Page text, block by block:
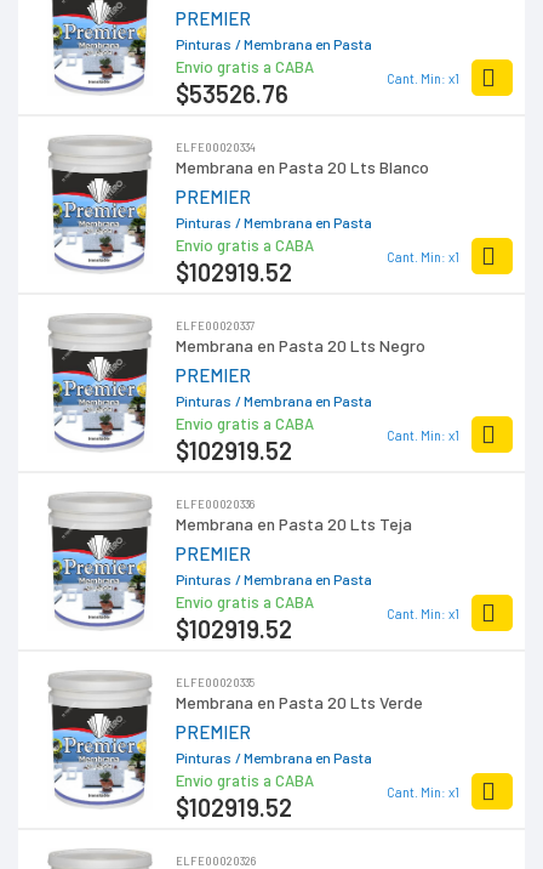
PREMIER
Pinturas / Membrana en Pasta
Envío gratis a CABA
$53526.76
Cant. Min: x1
ELFE00020334
Membrana en Pasta 20 Lts Blanco
PREMIER
Pinturas / Membrana en Pasta
Envío gratis a CABA
$102919.52
Cant. Min: x1
ELFE00020337
Membrana en Pasta 20 Lts Negro
PREMIER
Pinturas / Membrana en Pasta
Envío gratis a CABA
$102919.52
Cant. Min: x1
ELFE00020336
Membrana en Pasta 20 Lts Teja
PREMIER
Pinturas / Membrana en Pasta
Envío gratis a CABA
$102919.52
Cant. Min: x1
ELFE00020335
Membrana en Pasta 20 Lts Verde
PREMIER
Pinturas / Membrana en Pasta
Envío gratis a CABA
$102919.52
Cant. Min: x1
ELFE00020326